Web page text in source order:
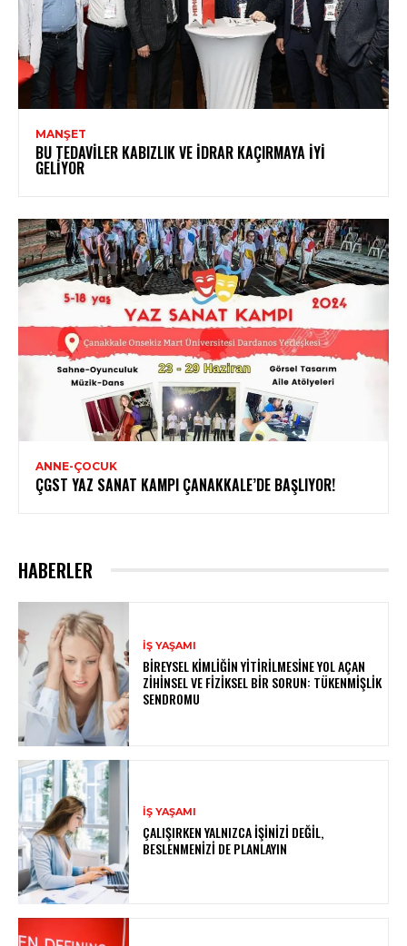
MANŞET
BU TEDAVILER KABIZLIK VE İDRAR KAÇIRMAYA İYI
GELIYOR
ANNE-ÇOCUK
ÇGST YAZ SANAT KAMPI ÇANAKKALE’DE BAŞLIYOR!
HABERLER
İŞ YAŞAMI
BIREYSEL KIMLIĞIN YITIRILMESINE YOL AÇAN
ZIHINSEL VE FIZIKSEL BIR SORUN: TÜKENMIŞLIK
SENDROMU
İŞ YAŞAMI
ÇALIŞIRKEN YALNIZCA İŞINIZI DEĞIL,
BESLENMENIZI DE PLANLAYIN